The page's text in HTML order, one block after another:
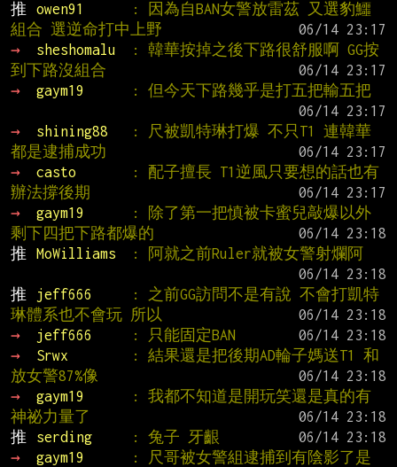
推 owen91
: 因為自BAN女警放雷茲 又選豹鱷
組合 選逆命打中上野
→
sheshomalu
: 韓華按掉之後下路很舒服啊 GG按
到下路沒組合
→
gaym19
: 但今天下路幾乎是打五把輸五把
→
shining88
: 尺被凱特琳打爆 不只T1 連韓華
都是逮捕成功
→
casto
: 配子擅長 T1逆風只要想的話也有
辦法撐後期
→
gaym19
: 除了第一把慎被卡蜜兒敲爆以外
剩下四把下路都爆的
推
MoWilliams
: 阿就之前Ruler就被女警射爛阿
推
jeff666
: 之前GG訪問不是有說 不會打凱特
琳體系也不會玩 所以
→
jeff666 : 只能固定BAN
→
Srwx
: 結果還是把後期AD輪子媽送T1 和
放女警87%像
→
gaym19
: 我都不知道是開玩笑還是真的有
神祕力量了
推
serding : 兔子 牙齦
→
gaym19
: 尺哥被女警組逮捕到有陰影了是